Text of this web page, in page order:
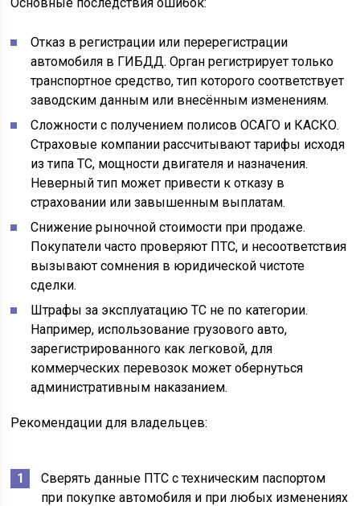
Отказ в регистрации или перерегистрации
автомобиля в ГИБДД. Орган регистрирует только
транспортное средство, тип которого соответствует
заводским данным или внесённым изменениям.
Сложности с получением полисов ОСАГО и КАСКО.
Страховые компании рассчитывают тарифы исходя
из типа ТС, мощности двигателя и назначения.
Неверный тип может привести к отказу в
страховании или завышенным выплатам.
Снижение рыночной стоимости при продаже.
Покупатели часто проверяют ПТС, и несоответствия
вызывают сомнения в юридической чистоте
сделки.
Штрафы за эксплуатацию ТС не по категории.
Например, использование грузового авто,
зарегистрированного как легковой, для
коммерческих перевозок может обернуться
административным наказанием.
Рекомендации для владельцев:
Сверять данные ПТС с техническим паспортом
при покупке автомобиля и при любых изменениях